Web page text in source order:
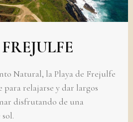
Natural, la Playa de Frejulfe
relajarse y dar largos
disfrutando de una